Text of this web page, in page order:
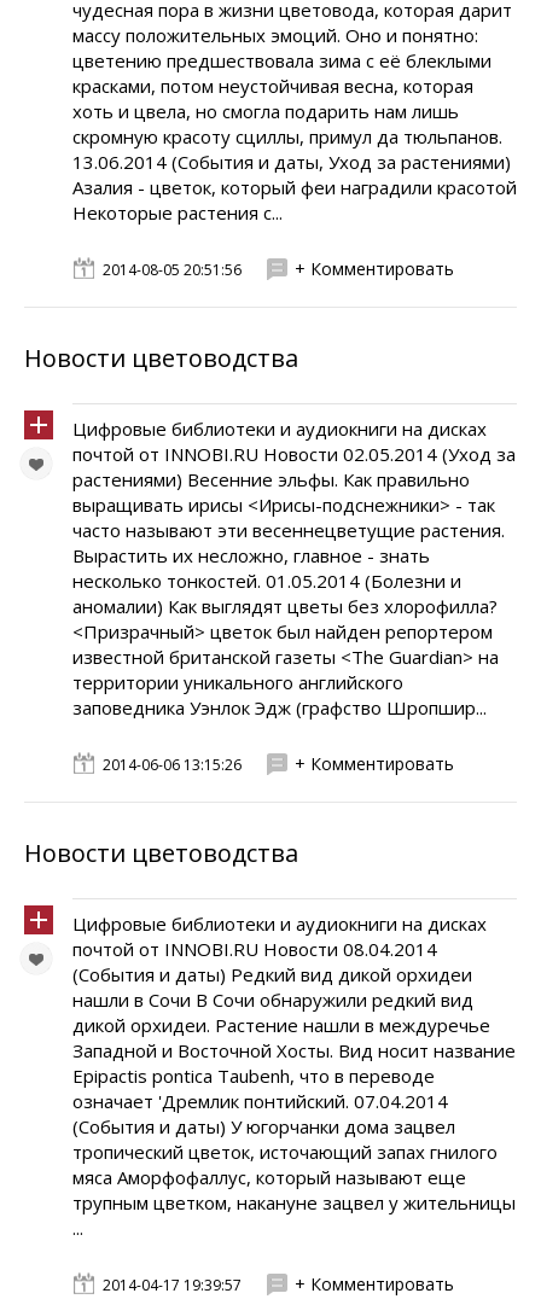
чудесная пора в жизни цветовода, которая дарит
массу положительных эмоций. Оно и понятно:
цветению предшествовала зима с её блеклыми
красками, потом неустойчивая весна, которая
хоть и цвела, но смогла подарить нам лишь
скромную красоту сциллы, примул да тюльпанов.
13.06.2014 (События и даты, Уход за растениями)
Азалия - цветок, который феи наградили красотой
Некоторые растения с...
2014-08-05 20:51:56 + Комментировать
Новости цветоводства
Цифровые библиотеки и аудиокниги на дисках
почтой от INNOBI.RU Новости 02.05.2014 (Уход за
растениями) Весенние эльфы. Как правильно
выращивать ирисы <Ирисы-подснежники> - так
часто называют эти весеннецветущие растения.
Вырастить их несложно, главное - знать
несколько тонкостей. 01.05.2014 (Болезни и
аномалии) Как выглядят цветы без хлорофилла?
<Призрачный> цветок был найден репортером
известной британской газеты <The Guardian> на
территории уникального английского
заповедника Уэнлок Эдж (графство Шропшир...
2014-06-06 13:15:26 + Комментировать
Новости цветоводства
Цифровые библиотеки и аудиокниги на дисках
почтой от INNOBI.RU Новости 08.04.2014
(События и даты) Редкий вид дикой орхидеи
нашли в Сочи В Сочи обнаружили редкий вид
дикой орхидеи. Растение нашли в междуречье
Западной и Восточной Хосты. Вид носит название
Epipactis pontica Taubenh, что в переводе
означает 'Дремлик понтийский. 07.04.2014
(События и даты) У югорчанки дома зацвел
тропический цветок, источающий запах гнилого
мяса Аморфофаллус, который называют еще
трупным цветком, накануне зацвел у жительницы
...
2014-04-17 19:39:57 + Комментировать